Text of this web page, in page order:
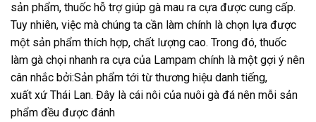
sản phẩm, thuốc hỗ trợ giúp gà mau ra cựa được cung cấp.
Tuy nhiên, việc mà chúng ta cần làm chính là chọn lựa được
một sản phẩm thích hợp, chất lượng cao. Trong đó, thuốc
làm gà chọi nhanh ra cựa của Lampam chính là một gợi ý nên
cân nhắc bởi:Sản phẩm tới từ thương hiệu danh tiếng,
xuất xứ Thái Lan. Đây là cái nôi của nuôi gà đá nên mỗi sản
phẩm đều được đánh